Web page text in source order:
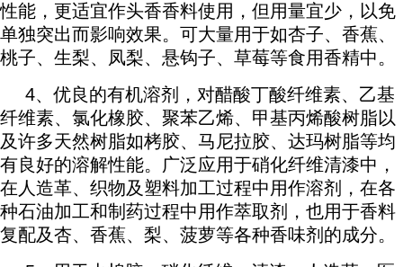
性能，更适宜作头香香料使用，但用量宜少，以免
单独突出而影响效果。可大量用于如杏子、香蕉、
桃子、生梨、凤梨、悬钩子、草莓等食用香精中。
4、优良的有机溶剂，对醋酸丁酸纤维素、乙基
纤维素、氯化橡胶、聚苯乙烯、甲基丙烯酸树脂以
及许多天然树脂如栲胶、马尼拉胶、达玛树脂等均
有良好的溶解性能。广泛应用于硝化纤维清漆中，
在人造革、织物及塑料加工过程中用作溶剂，在各
种石油加工和制药过程中用作萃取剂，也用于香料
复配及杏、香蕉、梨、菠萝等各种香味剂的成分。